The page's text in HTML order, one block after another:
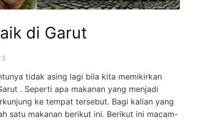
di Garut
tidak asing lagi bila kita memikirkan
. Seperti apa makanan yang menjadi
ke tempat tersebut. Bagi kalian yang
satu makanan berikut ini. Berikut ini macam-